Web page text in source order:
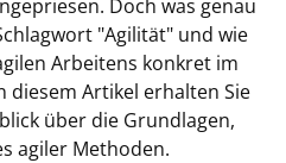
Doch was genau
"Agilität" und wie
Arbeitens konkret im
diesem Artikel erhalten Sie
über die Grundlagen,
agiler Methoden.